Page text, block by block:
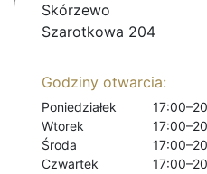
Skórzewo
Szarotkowa 204
Godziny otwarcia:
Poniedziałek
Wtorek
Środa
Czwartek